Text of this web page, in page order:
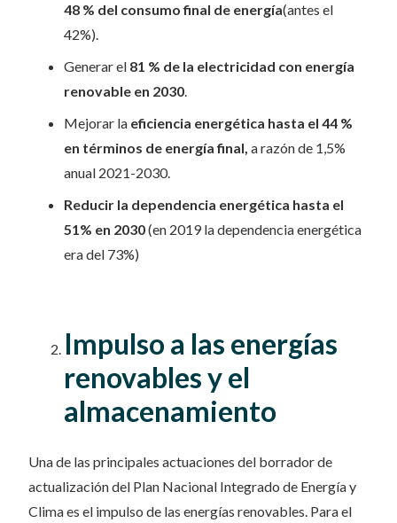
48 % del consumo final de energía(antes el
42%).
Generar el 81 % de la electricidad con energía
renovable en 2030.
Mejorar la eficiencia energética hasta el 44 %
en términos de energía final, a razón de 1,5%
anual 2021-2030.
Reducir la dependencia energética hasta el
51% en 2030(en 2019 la dependencia energética
era del 73%)
Impulso a las energías
renovables y el
almacenamiento
Una de las principales actuaciones del borrador de
actualización del Plan Nacional Integrado de Energía y
Clima es el impulso de las energías renovables. Para el